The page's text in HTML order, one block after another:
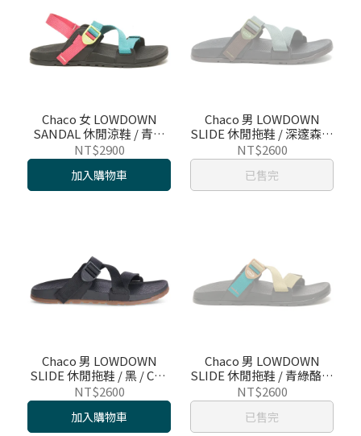
Chaco 女 LOWDOWN
SANDAL 休閒涼鞋 / 青綠
玫瑰 / CH-LAW01HJ21
NT$2900
加入購物車
Chaco 男 LOWDOWN
SLIDE 休閒拖鞋 / 深邃森林
/ CH-LSM01HK46
NT$2600
已售完
Chaco 男 LOWDOWN
SLIDE 休閒拖鞋 / 黑 / CH-
LSM01H405
NT$2600
加入購物車
Chaco 男 LOWDOWN
SLIDE 休閒拖鞋 / 青綠酪梨
/ CH-LSM01HJ13
NT$2600
已售完